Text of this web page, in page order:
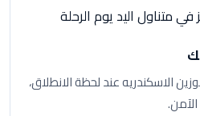
متناول اليد يوم الرحلة
الاسكندريه عند لحظة الانطلاق،